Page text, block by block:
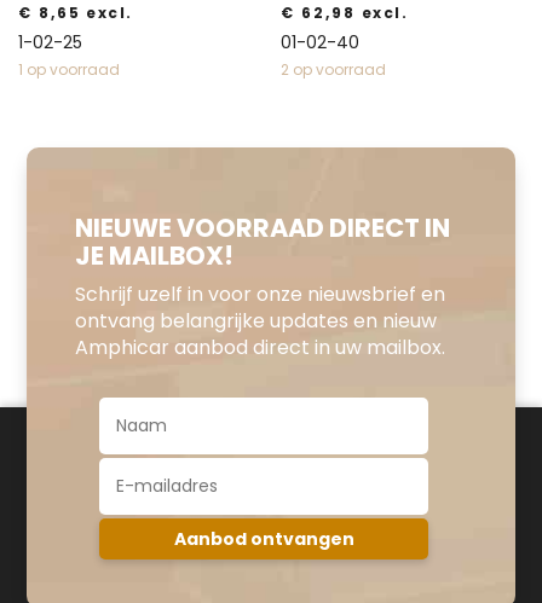
€ 8,65 excl.
1-02-25
1 op voorraad
€ 62,98 excl.
01-02-40
2 op voorraad
NIEUWE VOORRAAD DIRECT IN
JE MAILBOX!
Schrijf uzelf in voor onze nieuwsbrief en
ontvang belangrijke updates en nieuw
Amphicar aanbod direct in uw mailbox.